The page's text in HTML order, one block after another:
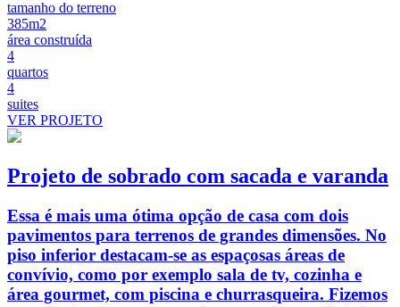
tamanho do terreno
385m2
área construída
4
quartos
4
suites
VER PROJETO
Projeto de sobrado com sacada e varanda
Essa é mais uma ótima opção de casa com dois
pavimentos para terrenos de grandes dimensões. No
piso inferior destacam-se as espaçosas áreas de
convívio, como por exemplo sala de tv, cozinha e
área gourmet, com piscina e churrasqueira. Fizemos